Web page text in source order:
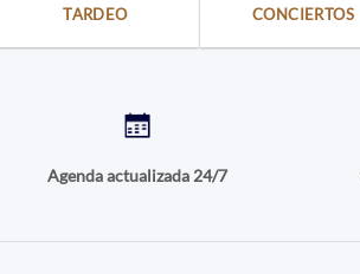
TARDEO CONCIERTOS
Agenda actualizada 24/7